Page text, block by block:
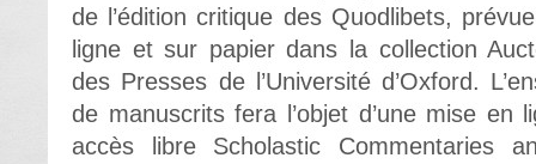
de l’édition critique des Quodlibets,
ligne et sur papier dans la collection
des Presses de l’Université d’Oxford.
de manuscrits fera l’objet d’une mise en
accès libre Scholastic Commentaries